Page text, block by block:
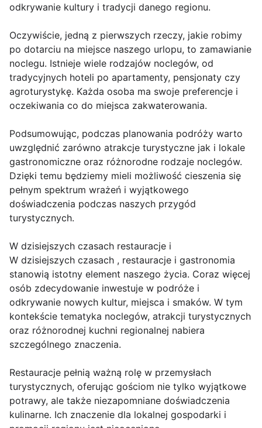
odkrywanie kultury i tradycji danego regionu.
Oczywiście, jedną z pierwszych rzeczy, jakie robimy
po dotarciu na miejsce naszego urlopu, to zamawianie
noclegu. Istnieje wiele rodzajów noclegów, od
tradycyjnych hoteli po apartamenty, pensjonaty czy
agroturystykę. Każda osoba ma swoje preferencje i
oczekiwania co do miejsca zakwaterowania.
Podsumowując, podczas planowania podróży warto
uwzględnić zarówno atrakcje turystyczne jak i lokale
gastronomiczne oraz różnorodne rodzaje noclegów.
Dzięki temu będziemy mieli możliwość cieszenia się
pełnym spektrum wrażeń i wyjątkowego
doświadczenia podczas naszych przygód
turystycznych.
W dzisiejszych czasach restauracje i
W dzisiejszych czasach , restauracje i gastronomia
stanowią istotny element naszego życia. Coraz więcej
osób zdecydowanie inwestuje w podróże i
odkrywanie nowych kultur, miejsca i smaków. W tym
kontekście tematyka noclegów, atrakcji turystycznych
oraz różnorodnej kuchni regionalnej nabiera
szczególnego znaczenia.
Restauracje pełnią ważną rolę w przemysłach
turystycznych, oferując gościom nie tylko wyjątkowe
potrawy, ale także niezapomniane doświadczenia
kulinarne. Ich znaczenie dla lokalnej gospodarki i